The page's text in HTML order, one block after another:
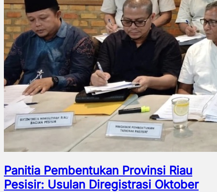
Panitia Pembentukan Provinsi Riau
Pesisir: Usulan Diregistrasi Oktober